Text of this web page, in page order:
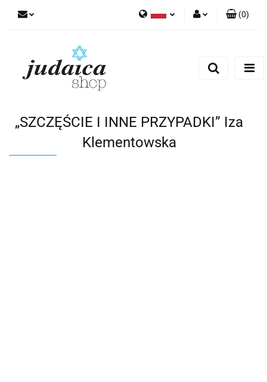
(0)
„SZCZĘŚCIE I INNE PRZYPADKI” Iza
Klementowska